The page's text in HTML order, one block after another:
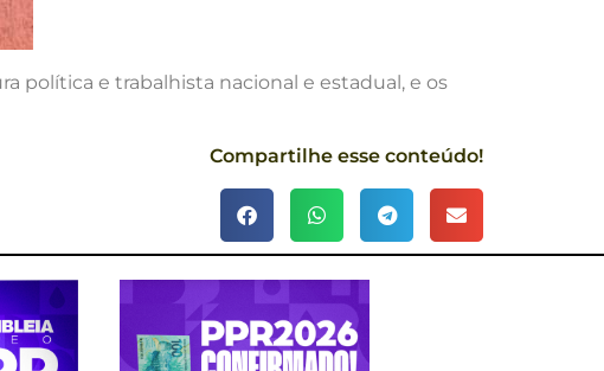
política e trabalhista nacional e estadual, e os
Compartilhe esse conteúdo!